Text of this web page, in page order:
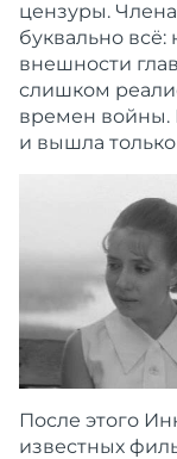
цензуры.
буквально всё:
внешности
слишком
времен войны.
и вышла только
После этого
известных